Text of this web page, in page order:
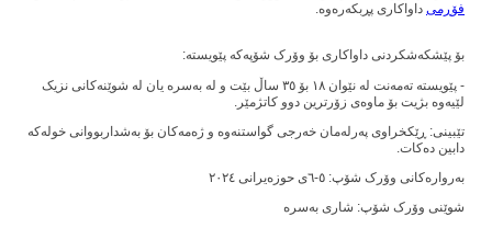
فۆڕمی داواکاری پڕبکەرەوە.
بۆ پێشکەشکردنی داواکاری بۆ وۆرک شۆپەکە پێویستە:
- پێویستە تەمەنت لە نێوان ١٨ بۆ ٣٥ ساڵ بێت و لە بەسرە یان لە شوێنەکانی نزیک
لێیەوە بژیت بۆ ماوەی زۆرترین دوو کاتژمێر.
تێبینی: ڕێکخراوی پەرلەمان خەرجی گواستنەوە و ژەمەکان بۆ بەشداربووانی خولەکە
دابین دەکات.
بەروارەکانی وۆرک شۆپ: ٥-٦ی حوزەیرانی ٢٠٢٤
شوێنی وۆرک شۆپ: شاری بەسرە